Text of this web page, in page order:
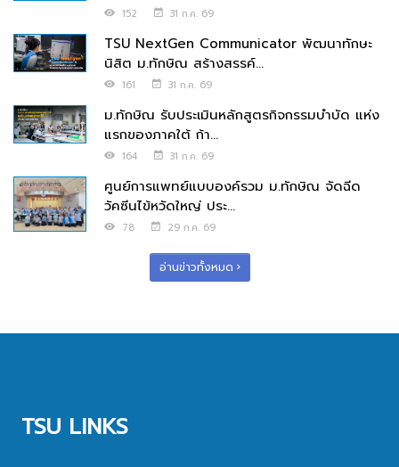
152 31 ก.ค. 69
TSU NextGen Communicator พัฒนาทักษะ
นิสิต ม.ทักษิณ สร้างสรรค์...
161 31 ก.ค. 69
ม.ทักษิณ รับประเมินหลักสูตรกิจกรรมบำบัด แห่ง
แรกของภาคใต้ ก้า...
164 31 ก.ค. 69
ศูนย์การแพทย์แบบองค์รวม ม.ทักษิณ จัดฉีด
วัคซีนไข้หวัดใหญ่ ประ...
78 29 ก.ค. 69
อ่านข่าวทั้งหมด
TSU LINKS